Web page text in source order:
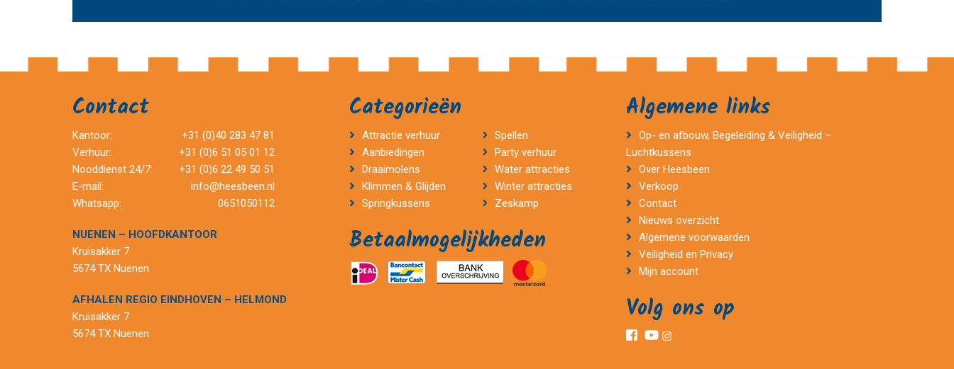
Contact
Kantoor:
+31 (0)40 283 47 81
Verhuur:
+31 (0)6 51 05 01 12
Nooddienst 24/7:
+31 (0)6 22 49 50 51
E-mail:
info@heesbeen.nl
Whatsapp:
0651050112
NUENEN – HOOFDKANTOOR
Kruisakker 7
5674 TX Nuenen
AFHALEN REGIO EINDHOVEN – HELMOND
Kruisakker 7
5674 TX Nuenen
Categorieën
Attractie verhuur
Aanbiedingen
Draaimolens
Klimmen & Glijden
Springkussens
Spellen
Party verhuur
Water attracties
Winter attracties
Zeskamp
Betaalmogelijkheden
Algemene links
Op- en afbouw, Begeleiding & Veiligheid –
Luchtkussens
Over Heesbeen
Verkoop
Contact
Nieuws overzicht
Algemene voorwaarden
Veiligheid en Privacy
Mijn account
Volg ons op